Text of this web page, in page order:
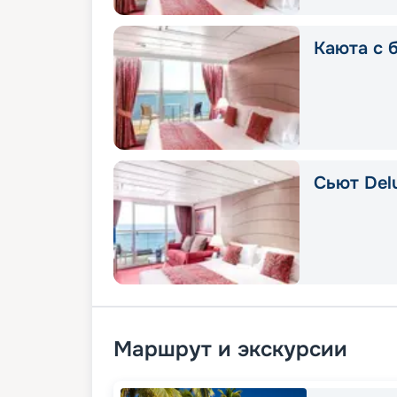
Каюта с
Сьют
Маршрут и экскурсии